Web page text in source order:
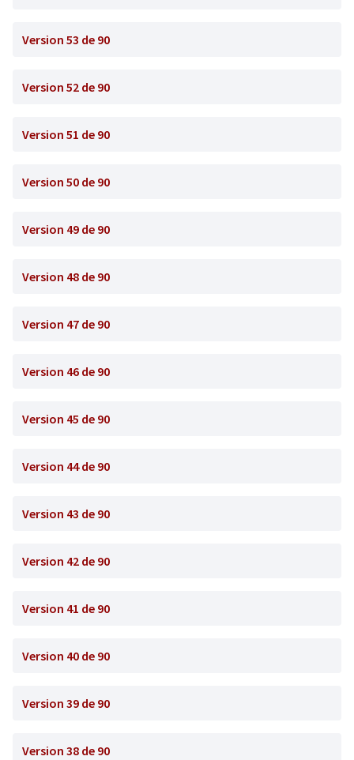
Version 53 de 90
Version 52 de 90
Version 51 de 90
Version 50 de 90
Version 49 de 90
Version 48 de 90
Version 47 de 90
Version 46 de 90
Version 45 de 90
Version 44 de 90
Version 43 de 90
Version 42 de 90
Version 41 de 90
Version 40 de 90
Version 39 de 90
Version 38 de 90